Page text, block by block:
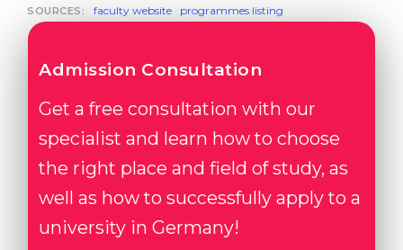
SOURCES: faculty website· programmes listing
Admission Consultation
Get a free consultation with our
specialist and learn how to choose
the right place and field of study, as
well as how to successfully apply to a
university in Germany!